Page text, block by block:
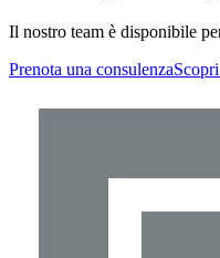
Il nostro team è disponibile
Prenota una consulenza